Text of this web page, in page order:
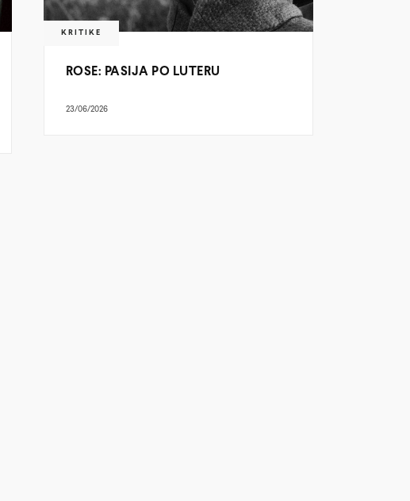
KRITIKE
ROSE: PASIJA PO LUTERU
23/06/2026